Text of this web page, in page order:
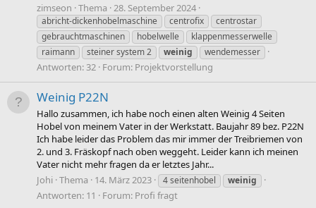
zimseon Thema 28. September 2024
abricht-dickenhobelmaschine centrofix
centrostar
gebrauchtmaschinen
hobelwelle
klappenmesserwelle
raimann
steiner system 2 weinig wendemesser
Antworten: 32 Forum: Projektvorstellung
Weinig P22N
Hallo zusammen, ich habe noch einen alten Weinig 4 Seiten
Hobel von meinem Vater in der Werkstatt. Baujahr 89 bez. P22N
Ich habe leider das Problem das mir immer der Treibriemen von
2. und 3. Fräskopf nach oben weggeht. Leider kann ich meinen
Vater nicht mehr fragen da er letztes Jahr...
Johi Thema 14. März 2023 4 seitenhobel weinig
Antworten: 11 Forum: Profi fragt